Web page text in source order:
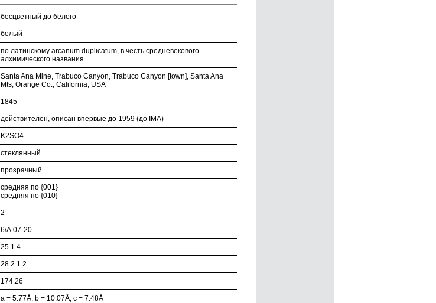
бесцветный до белого
белый
по латинскому arcanum duplicatum, в честь средневекового
алхимического названия
Santa Ana Mine, Trabuco Canyon, Trabuco Canyon [town], Santa Ana
Mts, Orange Co., California, USA
1845
действителен, описан впервые до 1959 (до IMA)
K2SO4
стеклянный
прозрачный
средняя по {001}
средняя по {010}
2
6/A.07-20
25.1.4
28.2.1.2
174.26
a = 5.77Å, b = 10.07Å, c = 7.48Å